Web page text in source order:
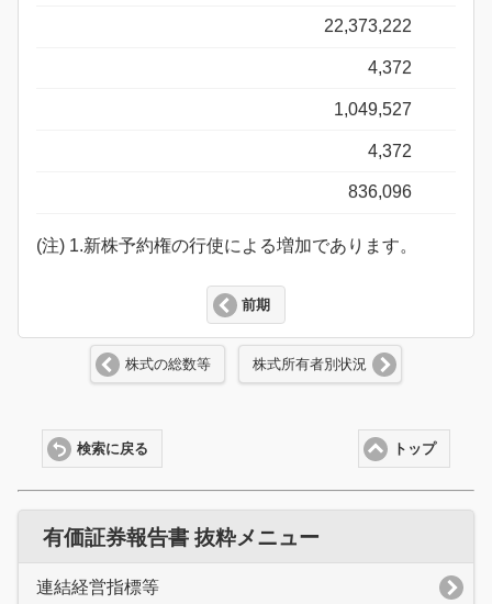
22,373,222
4,372
1,049,527
4,372
836,096
(注) 1.新株予約権の行使による増加であります。
前期
株式の総数等 株式所有者別状況
トップ
検索に戻る
有価証券報告書 抜粋メニュー
連結経営指標等